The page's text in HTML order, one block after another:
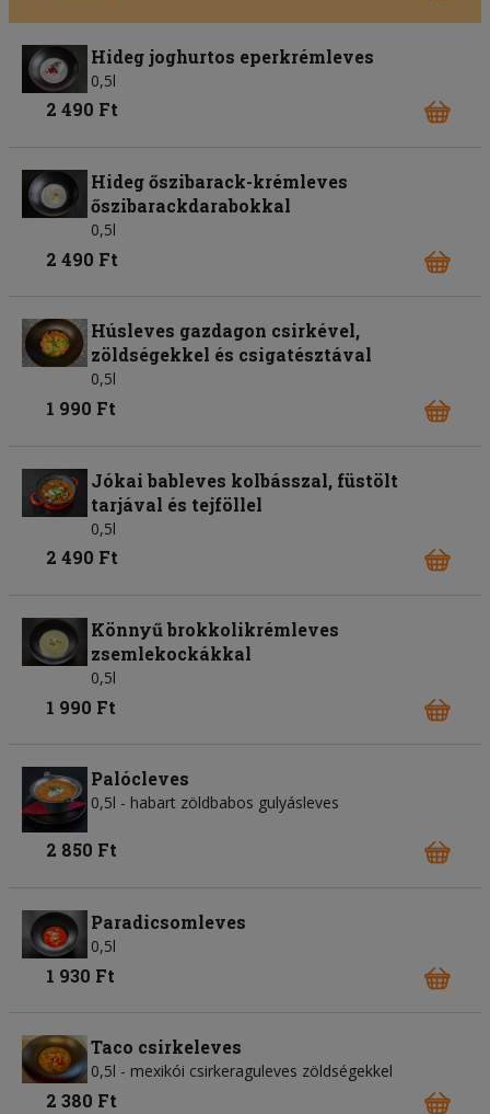
Hideg joghurtos eperkrémleves
0,5l
2 490 Ft
Hideg őszibarack-krémleves
őszibarackdarabokkal
0,5l
2 490 Ft
Húsleves gazdagon csirkével,
zöldségekkel és csigatésztával
0,5l
1 990 Ft
Jókai bableves kolbásszal, füstölt
tarjával és tejföllel
0,5l
2 490 Ft
Könnyű brokkolikrémleves
zsemlekockákkal
0,5l
1 990 Ft
Palócleves
0,5l - habart zöldbabos gulyásleves
2 850 Ft
Paradicsomleves
0,5l
1 930 Ft
Taco csirkeleves
0,5l - mexikói csirkeraguleves zöldségekkel
2 380 Ft